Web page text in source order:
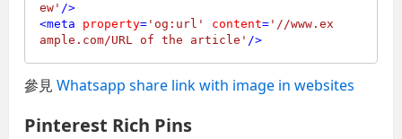
ew' />
<meta property= 'og:url' content= '//www.ex
ample.com/URL of the article' />
參見Whatsapp share link with image in websites
Pinterest Rich Pins